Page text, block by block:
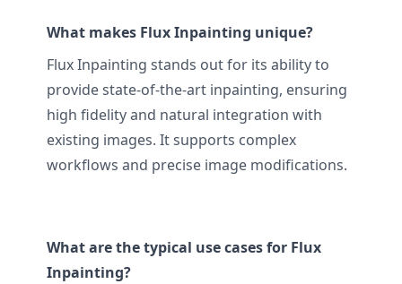
What makes Flux Inpainting unique?
Flux Inpainting stands out for its ability to
provide state-of-the-art inpainting, ensuring
high fidelity and natural integration with
existing images. It supports complex
workflows and precise image modifications.
What are the typical use cases for Flux
Inpainting?